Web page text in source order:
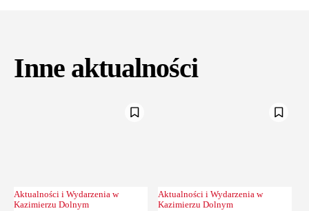
Inne aktualności
Aktualności i Wydarzenia w
Kazimierzu Dolnym
Aktualności i Wydarzenia w
Kazimierzu Dolnym